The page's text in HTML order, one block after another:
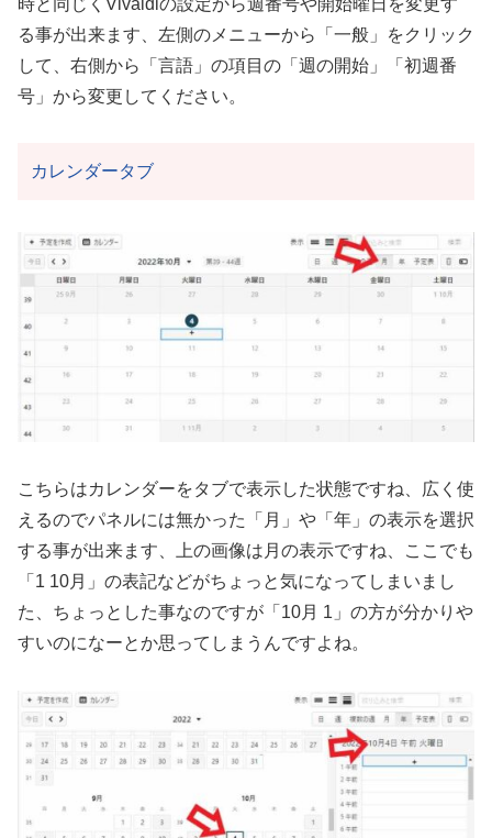
る事が出来ます、左側のメニューから「一般」をクリック
して、右側から「言語」の項目の「週の開始」「初週番
号」から変更してください。
カレンダータブ
こちらはカレンダーをタブで表示した状態ですね、広く使
えるのでパネルには無かった「月」や「年」の表示を選択
する事が出来ます、上の画像は月の表示ですね、ここでも
「1 10月」の表記などがちょっと気になってしまいまし
た、ちょっとした事なのですが「10月 1」の方が分かりや
すいのになーとか思ってしまうんですよね。